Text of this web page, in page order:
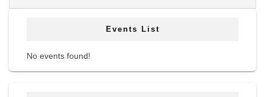
Events List
No events found!